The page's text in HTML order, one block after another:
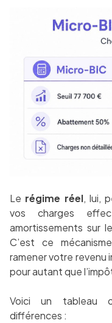
Le régime réel, lui,
vos charges
amortissements sur
C’est ce
ramener votre revenu
pour autant que
Voici un tableau
différences :